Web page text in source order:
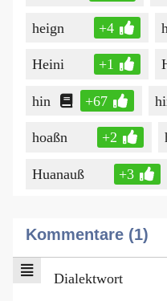
heign +4
Heini +1
hin +67
hoaßn +2
Huanauß +3
Kommentare (1)
Dialektwort